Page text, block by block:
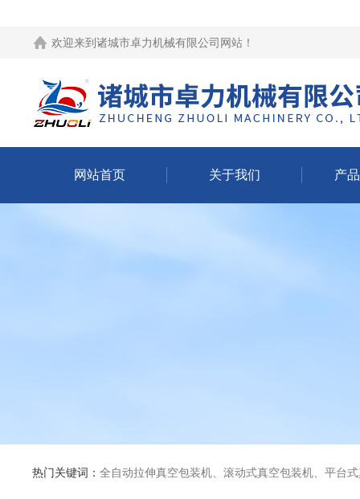
欢迎来到 诸城市卓力机械有限公司网站 ！
网站首页 关于我们 产
热门关键词： 全自动拉伸真空包装机、滚动式真空包装机、平台式真空包装机、大米定量